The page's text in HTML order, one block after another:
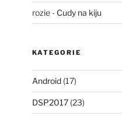
rozie- Cudy na kiju
KATEGORIE
Android(17)
DSP2017(23)